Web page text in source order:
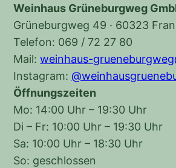
Weinhaus Grüneburgweg
Grüneburgweg 49 · 60323
Telefon: 069 / 72 27 80
Mail:weinhaus-
Instagram:
Öffnungszeiten
Mo: 14:00 Uhr – 19:30 Uhr
Di – Fr: 10:00 Uhr – 19:30 Uhr
Sa: 10:00 Uhr – 18:30 Uhr
So: geschlossen